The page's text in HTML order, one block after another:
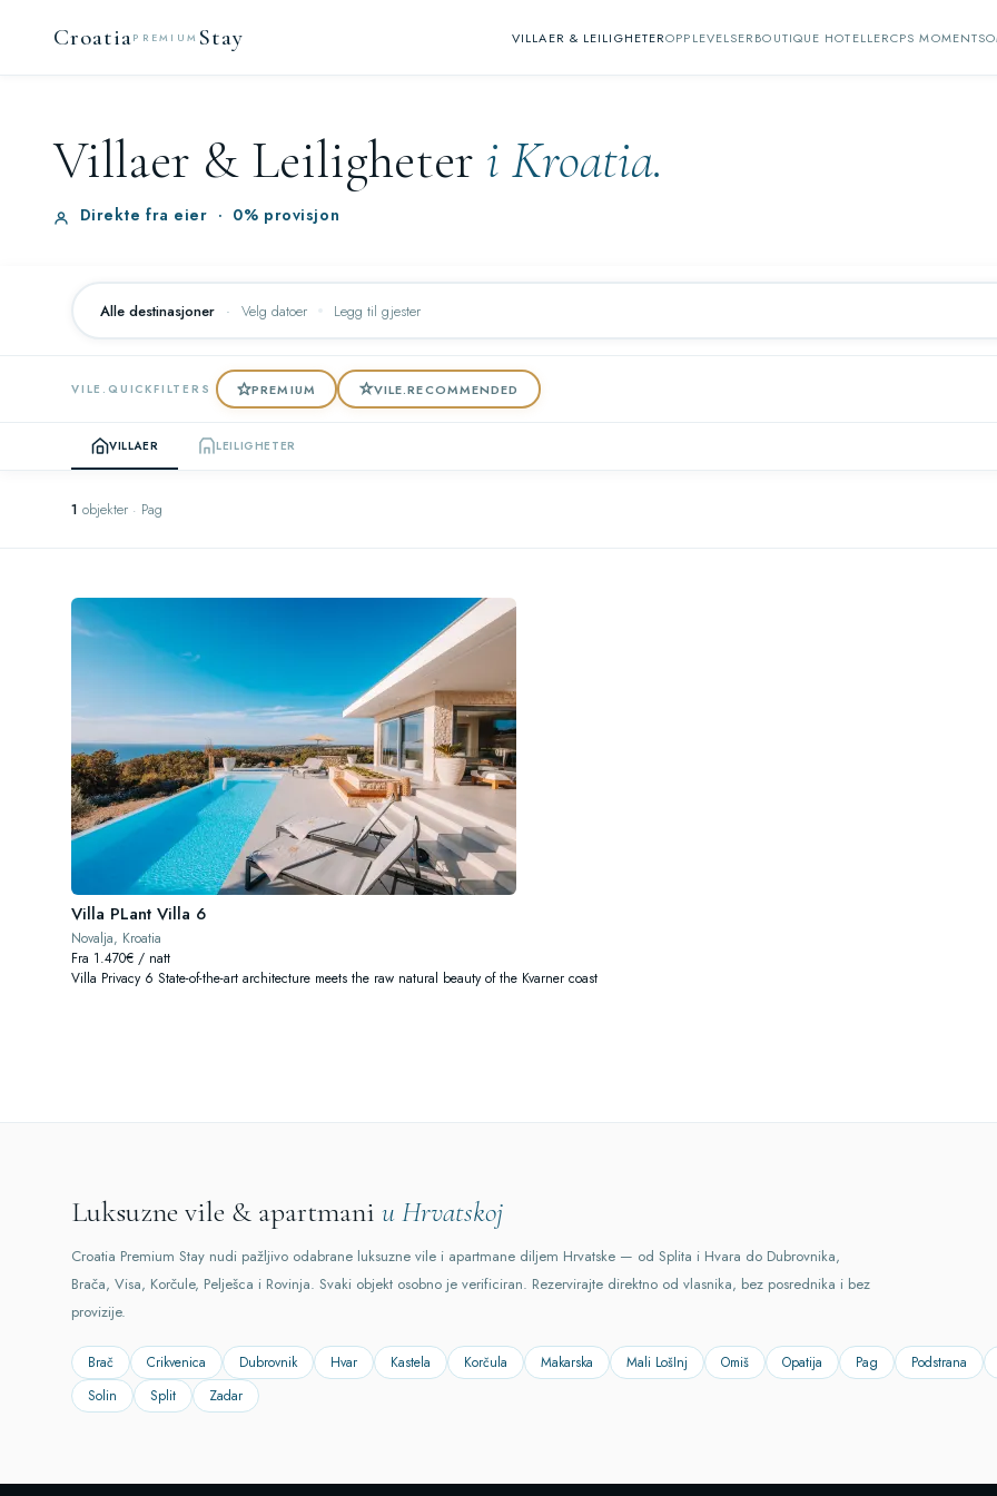
CroatiaPREMIUM Stay VILLAER & LEILIGHETEROPPLEVELSERBOUTIQUE HOTELLERCPS MOMENTS
Villaer & Leiligheter i Kroatia.
Direkte fra eier · 0% provisjon
Alle destinasjoner · Velg datoer Legg til gjester
VILE.QUICKFILTERS PREMIUM VILE.RECOMMENDED
VILLAER LEILIGHETER
1 objekter · Pag
Villa PLant Villa 6
Novalja, Kroatia
Fra 1.470€ / natt
Villa Privacy 6 State-of-the-art architecture meets the raw natural beauty of the Kvarner coast
Luksuzne vile & apartmani u Hrvatskoj
Croatia Premium Stay nudi pažljivo odabrane luksuzne vile i apartmane diljem Hrvatske — od Splita i Hvara do Dubrovnika,
Brača, Visa, Korčule, Pelješca i Rovinja. Svaki objekt osobno je verificiran. Rezervirajte direktno od vlasnika, bez posrednika i bez
provizije.
Brač Crikvenica Dubrovnik Hvar Kastela Korčula Makarska Mali LošInj Omiš Opatija Pag
Podstrana
Solin
Split Zadar